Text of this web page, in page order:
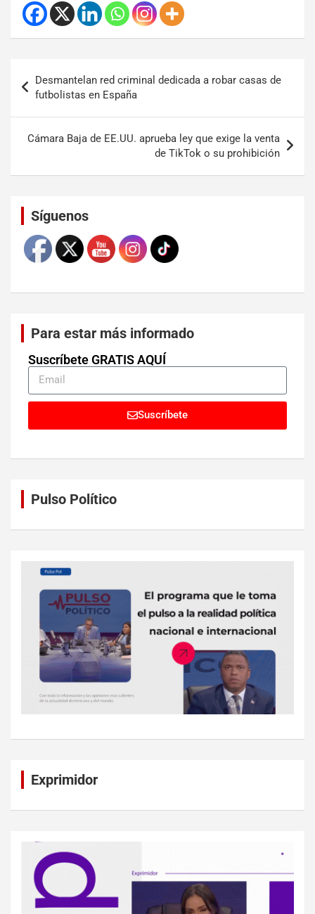
Desmantelan red criminal dedicada a robar casas de
futbolistas en España
Cámara Baja de EE.UU. aprueba ley que exige la venta
de TikTok o su prohibición
Síguenos
Para estar más informado
Suscríbete GRATIS AQUÍ
Suscríbete
Pulso Político
Exprimidor